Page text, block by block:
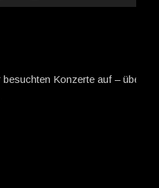
Konzerte auf – über